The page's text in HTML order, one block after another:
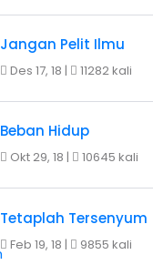
Jangan Pelit Ilmu
Des 17, 18 | 11282 kali
Beban Hidup
Okt 29, 18 | 10645 kali
Tetaplah Tersenyum
Feb 19, 18 | 9855 kali